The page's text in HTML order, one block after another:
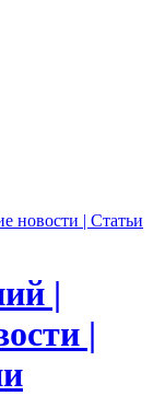
|
|